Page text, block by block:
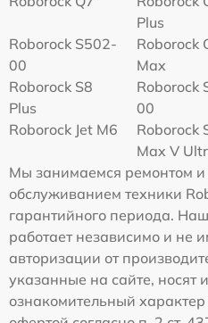
Plus
Roborock S502-
00
Roborock
Max
Roborock S8
Plus
Roborock
00
Roborock Jet M6
Roborock
Max V
Мы занимаемся ремонтом и
обслуживанием техники
гарантийного периода.
работает независимо и не
авторизации от
указанные на сайте, носят
ознакомительный